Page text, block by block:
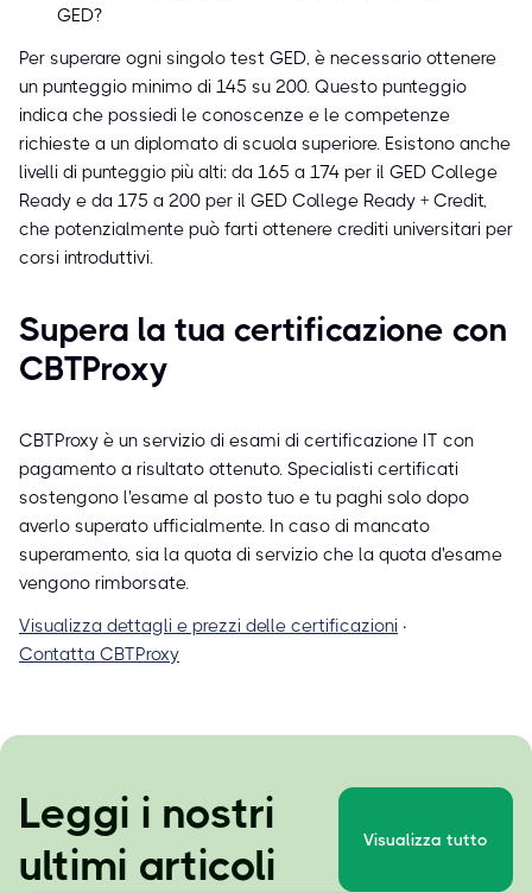
GED?
Per superare ogni singolo test GED, è necessario ottenere
un punteggio minimo di 145 su 200. Questo punteggio
indica che possiedi le conoscenze e le competenze
richieste a un diplomato di scuola superiore. Esistono anche
livelli di punteggio più alti: da 165 a 174 per il GED College
Ready e da 175 a 200 per il GED College Ready + Credit,
che potenzialmente può farti ottenere crediti universitari per
corsi introduttivi.
Supera la tua certificazione con
CBTProxy
CBTProxy è un servizio di esami di certificazione IT con
pagamento a risultato ottenuto. Specialisti certificati
sostengono l'esame al posto tuo e tu paghi solo dopo
averlo superato ufficialmente. In caso di mancato
superamento, sia la quota di servizio che la quota d'esame
vengono rimborsate.
Visualizza dettagli e prezzi delle certificazioni ·
Contatta CBTProxy
Leggi i nostri
ultimi articoli
Visualizza tutto